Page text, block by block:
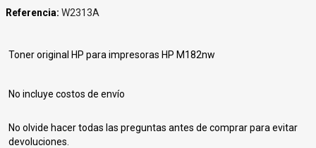
Referencia W2313A
Toner original HP para impresoras HP M182nw
No incluye costos de envío
No olvide hacer todas las preguntas antes de comprar para evitar
devoluciones.